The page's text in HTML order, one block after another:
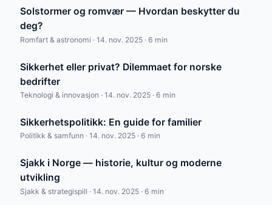
Solstormer og romvær — Hvordan beskytter du
deg?
Romfart & astronomi · 14. nov. 2025 · 6 min
Sikkerhet eller privat? Dilemmaet for norske
bedrifter
Teknologi & innovasjon · 14. nov. 2025 · 6 min
Sikkerhetspolitikk: En guide for familier
Politikk & samfunn · 14. nov. 2025 · 6 min
Sjakk i Norge — historie, kultur og moderne
utvikling
Sjakk & strategispill · 14. nov. 2025 · 6 min